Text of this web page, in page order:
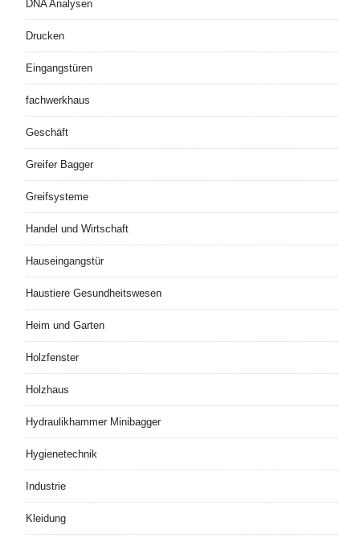
DNA Analysen
Drucken
Eingangstüren
fachwerkhaus
Geschäft
Greifer Bagger
Greifsysteme
Handel und Wirtschaft
Hauseingangstür
Haustiere Gesundheitswesen
Heim und Garten
Holzfenster
Holzhaus
Hydraulikhammer Minibagger
Hygienetechnik
Industrie
Kleidung